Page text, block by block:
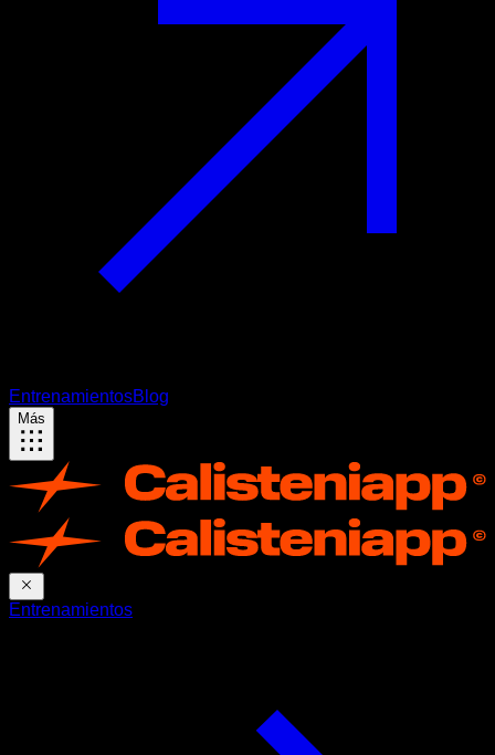
EntrenamientosBlog
Más
Entrenamientos